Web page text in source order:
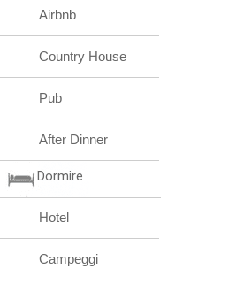
Airbnb
Country House
Pub
After Dinner
Dormire
Hotel
Campeggi